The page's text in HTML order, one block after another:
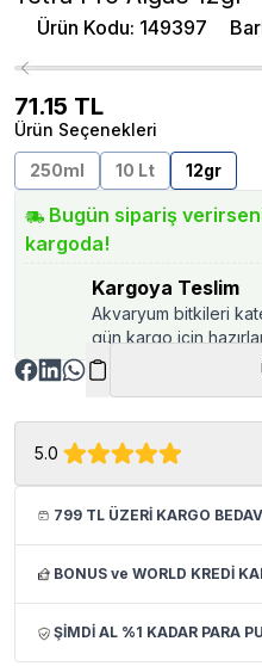
Ürün Kodu: 149397
71.15 TL
Ürün Seçenekleri
250ml
10 Lt 12gr
Bugün sipariş
kargoda!
Kargoya Teslim
Akvaryum bitkileri
gün kargo için
5.0
799 TL ÜZERİ KARGO
BONUS ve WORLD KREDİ
ŞİMDİ AL %1 KADAR PARA